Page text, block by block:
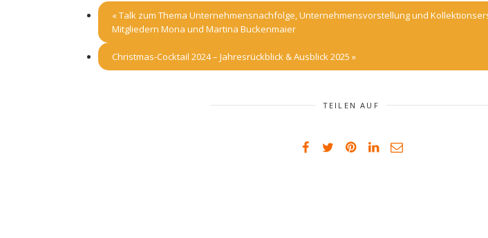
«Talk zum Thema Unternehmensnachfolge, Unternehmensvorstellung und
Mitgliedern Mona und Martina Buckenmaier
Christmas-Cocktail 2024 – Jahresrückblick & Ausblick 2025 »
TEILEN AUF